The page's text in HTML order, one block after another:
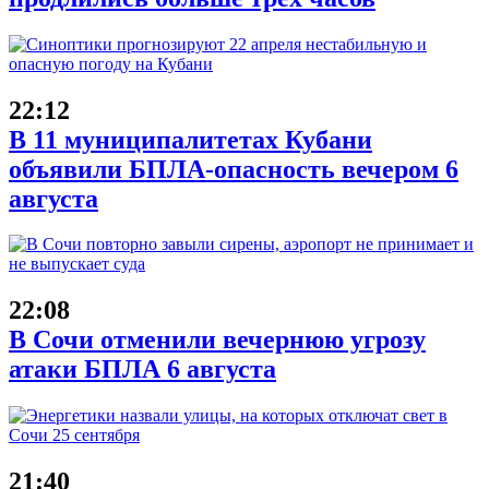
22:12
В 11 муниципалитетах Кубани
объявили БПЛА-опасность вечером 6
августа
22:08
В Сочи отменили вечернюю угрозу
атаки БПЛА 6 августа
21:40